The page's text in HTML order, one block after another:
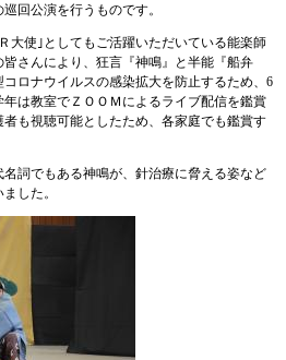
回公演を行うものです。
使｣としてもご活躍いただいている能楽師
さんにより、狂言『神鳴』と半能『船弁
ロナウイルスの感染拡大を防止するため、6
は教室でＺＯＯＭによるライブ配信を鑑賞
も視聴可能としたため、各家庭でも鑑賞す
詞でもある神鳴が、針治療に脅える姿など
した。